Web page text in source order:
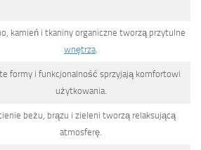
kamień i tkaniny organiczne tworzą przytulne
wnętrza
formy i funkcjonalność sprzyjają komfortowi
użytkowania.
beżu, brązu i zieleni tworzą relaksującą
atmosferę.